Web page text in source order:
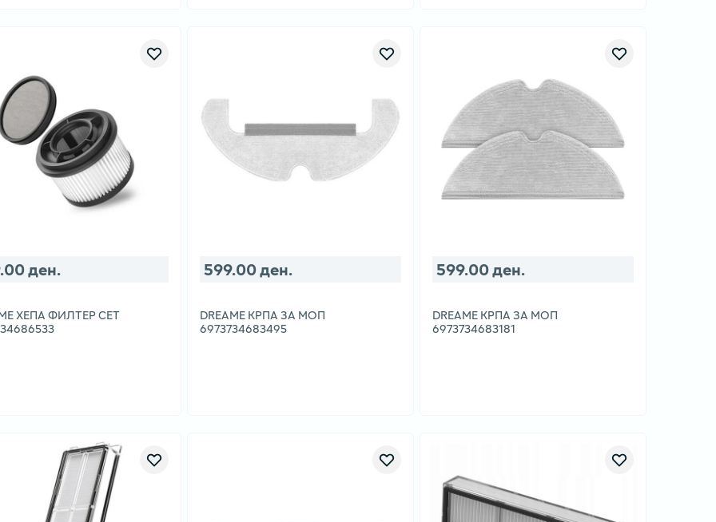
ден.
ХЕПА ФИЛТЕР СЕТ
599.00 ден.
DREAME КРПА ЗА МОП
6973734683495
599.00 ден.
DREAME КРПА ЗА МОП
6973734683181